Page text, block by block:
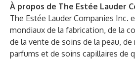
À propos de The Estée Lauder
The Estée Lauder Companies Inc.
mondiaux de la fabrication, de la
de la vente de soins de la peau, de
parfums et de soins capillaires de